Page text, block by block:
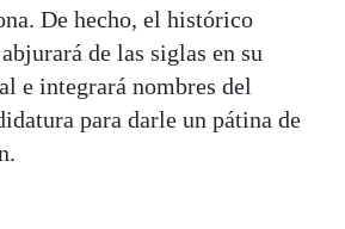
De hecho, el histórico
de las siglas en su
e integrará nombres del
para darle un pátina de